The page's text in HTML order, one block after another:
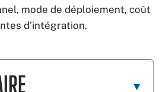
mode de déploiement, coût
d’intégration.